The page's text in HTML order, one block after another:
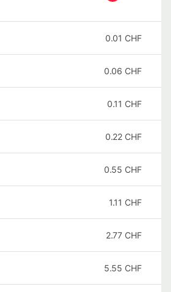
0.01 CHF
0.06 CHF
0.11 CHF
0.22 CHF
0.55 CHF
1.11 CHF
2.77 CHF
5.55 CHF